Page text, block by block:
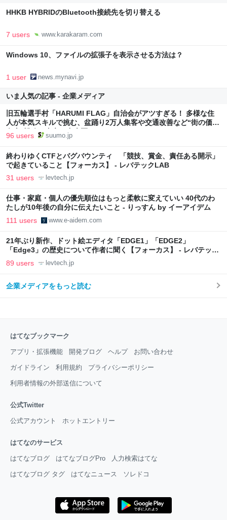
HHKB HYBRIDのBluetooth接続先を切り替える
7 users www.karakaram.com
Windows 10、ファイルの拡張子を表示させる方法は？
1 user news.mynavi.jp
いま人気の記事 - 企業メディア
旧五輪選手村「HARUMI FLAG」自治会がアツすぎる！ 多様な住
人が本気スキルで挑む、盆踊り2万人集客や交通改善など“街の価値
向上”戦略 東京・中央区
96 users suumo.jp
終わりゆくCTFとバグバウンティ 「競技、賞金、責任ある開示」
で起きていること【フォーカス】 - レバテックLAB
31 users levtech.jp
仕事・家庭・個人の優先順位はもっと柔軟に変えていい 40代のわ
たしが10年後の自分に伝えたいこと - りっすん by イーアイデム
111 users www.e-aidem.com
21年ぶり新作、ドット絵エディタ「EDGE1」「EDGE2」
「Edge3」の歴史について作者に聞く【フォーカス】 - レバテック
LAB
89 users levtech.jp
企業メディアをもっと読む
はてなブックマーク
アプリ・拡張機能 開発ブログ ヘルプ お問い合わせ
ガイドライン 利用規約 プライバシーポリシー
利用者情報の外部送信について
公式Twitter
公式アカウント ホットエントリー
はてなのサービス
はてなブログ はてなブログPro 人力検索はてな
はてなブログ タグ はてなニュース ソレドコ